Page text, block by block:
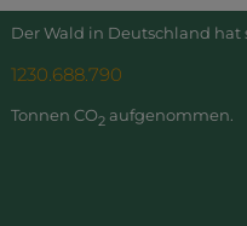
Der Wald in Deutschland hat
1230.688.791
Tonnen CO2aufgenommen.